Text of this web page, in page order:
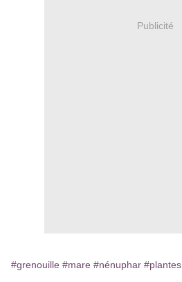
Publicité
#grenouille #mare #nénuphar #plantes